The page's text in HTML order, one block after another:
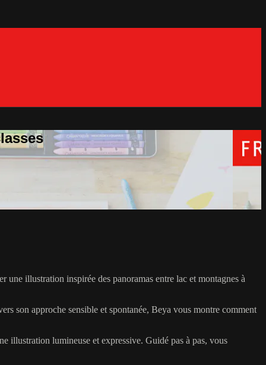
une illustration inspirée des panoramas entre lac et montagnes à
son approche sensible et spontanée, Beya vous montre comment
illustration lumineuse et expressive. Guidé pas à pas, vous